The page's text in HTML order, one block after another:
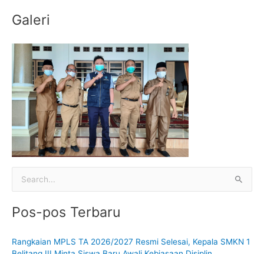
Galeri
u
Pos-pos Terbaru
Rangkaian MPLS TA 2026/2027 Resmi Selesai, Kepala SMKN 1